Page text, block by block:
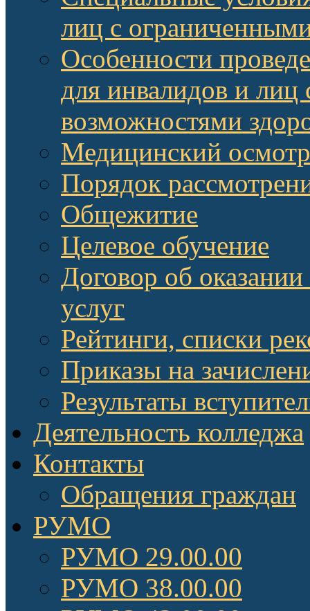
лиц с
Особенности
для инвалидов и
возможностями
Медицинский осмотр
Порядок
Общежитие
Целевое обучение
Договор об
услуг
Рейтинги, списки
Приказы на
Результаты
Деятельность колледжа
Контакты
Обращения граждан
РУМО
РУМО 29.00.00
РУМО 38.00.00